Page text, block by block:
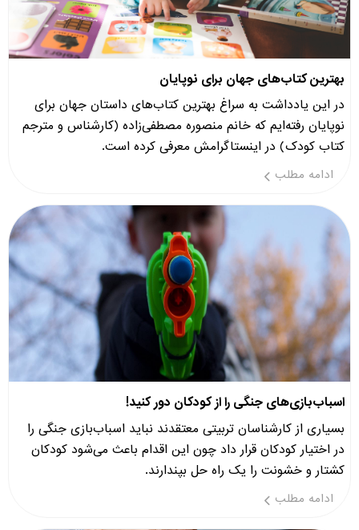
بهترین کتاب‌های جهان برای نوپایان
در این یادداشت به سراغ بهترین کتاب‌های داستان جهان برای
نوپایان رفته‌ایم که خانم منصوره مصطفی‌زاده (کارشناس و مترجم
کتاب کودک) در اینستاگرامش معرفی کرده است.
ادامه مطلب
اسباب‌بازی‌های جنگی را از کودکان دور کنید!
بسیاری از کارشناسان تربیتی معتقدند نباید اسباب‌بازی جنگی را
در اختیار کودکان قرار داد چون این اقدام باعث می‌شود کودکان
کشتار و خشونت را یک راه حل بپندارند.
ادامه مطلب